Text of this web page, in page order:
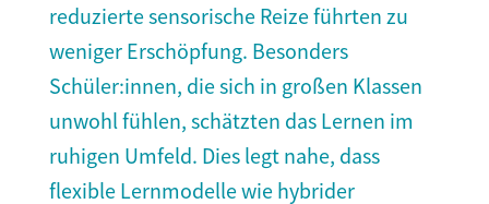
reduzierte sensorische Reize führten zu
weniger Erschöpfung. Besonders
Schüler:innen, die sich in großen Klassen
unwohl fühlen, schätzten das Lernen im
ruhigen Umfeld. Dies legt nahe, dass
flexible Lernmodelle wie hybrider